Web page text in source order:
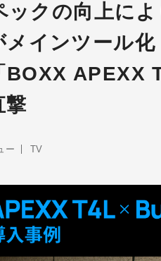
ックの向上に
インツール
BOXX APEXX
撃
ー TV